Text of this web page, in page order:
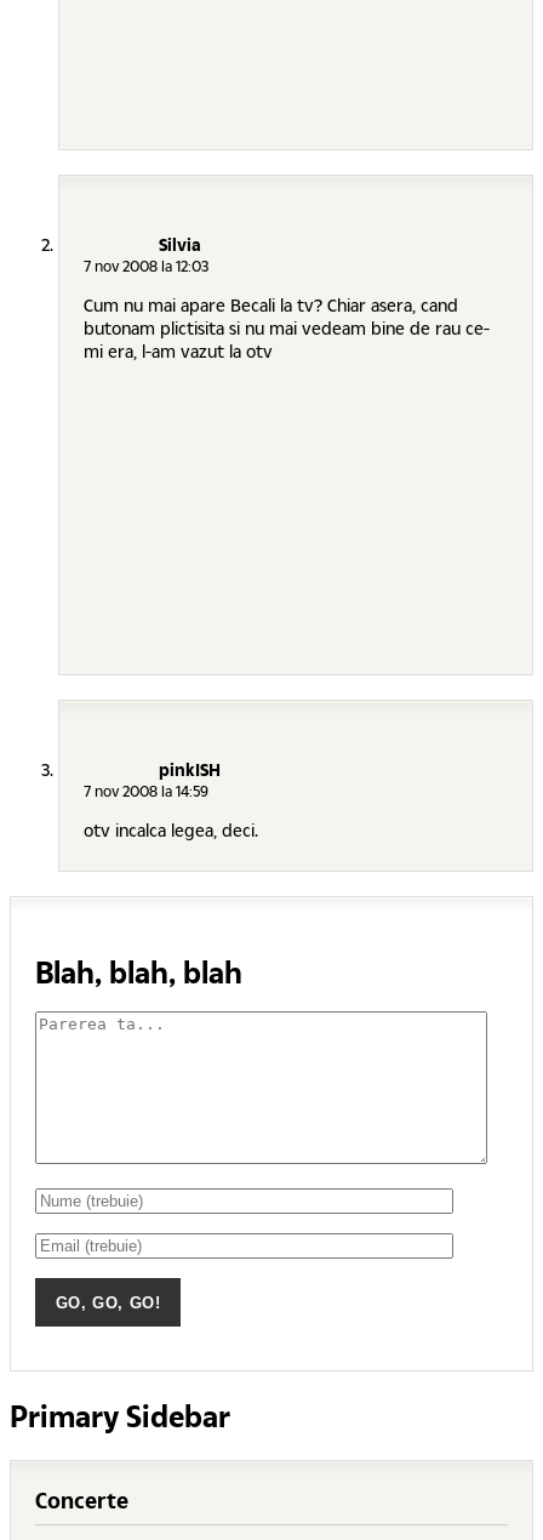
Silvia
7 nov 2008 la 12:03
Cum nu mai apare Becali la tv? Chiar asera, cand
butonam plictisita si nu mai vedeam bine de rau ce-
mi era, l-am vazut la otv
pinkISH
7 nov 2008 la 14:59
otv incalca legea, deci.
Blah, blah, blah
Primary Sidebar
Concerte